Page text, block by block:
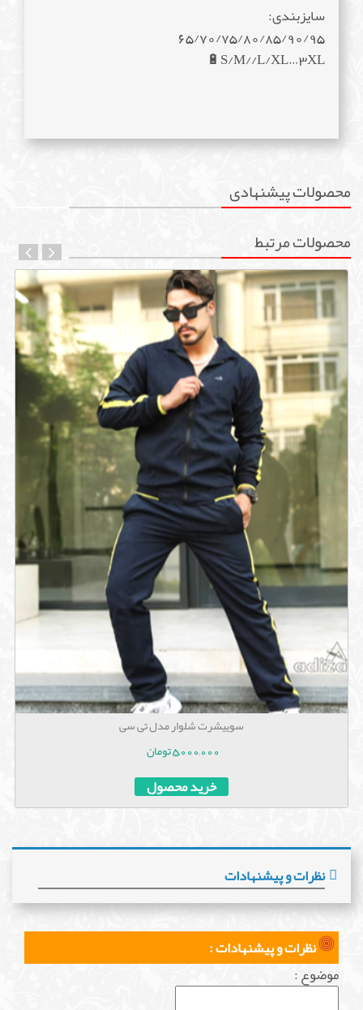
سایزبندی:
65/70/75/80/85/90/95
S/M//L/XL…3XL🔋
محصولات پیشنهادی
محصولات مرتبط
سوییشرت شلوار مدل تی سی
5,000,000 تومان
خرید محصول
نظرات و پیشنهادات
نظرات و پیشنهادات :
موضوع :